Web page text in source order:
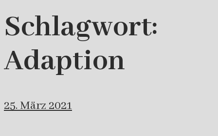
Schlagwort:
Adaption
25. März 2021